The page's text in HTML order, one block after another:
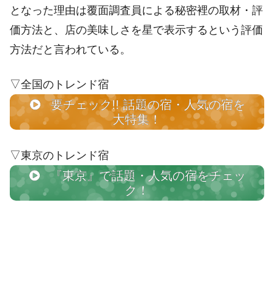
となった理由は覆面調査員による秘密裡の取材・評
価方法と、店の美味しさを星で表示するという評価
方法だと言われている。
▽全国のトレンド宿
要チェック!! 話題の宿・人気の宿を
大特集！
▽東京のトレンド宿
『東京』で話題・人気の宿をチェッ
ク！